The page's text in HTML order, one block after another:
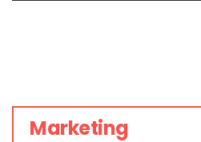
Marketing